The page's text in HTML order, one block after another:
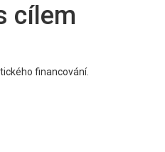
cílem
financování.